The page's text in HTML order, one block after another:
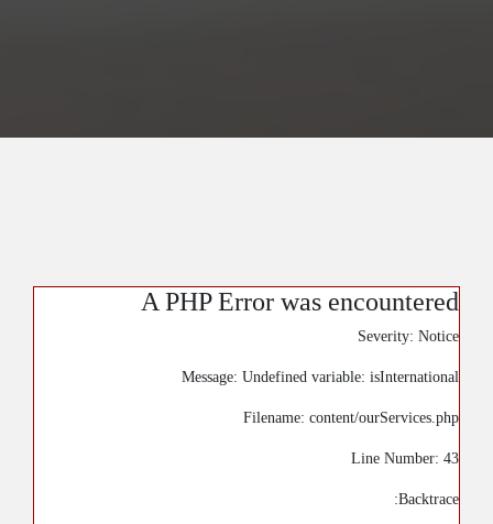
A PHP Error was encountered
Severity: Notice
Message: Undefined variable: isInternational
Filename: content/ourServices.php
Line Number: 43
Backtrace: